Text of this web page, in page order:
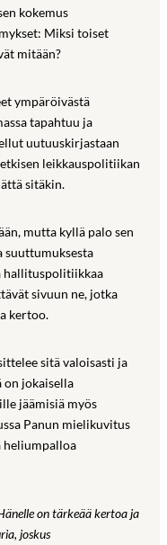
kokemus
Miksi toiset
mitään?
ympäröivästä
tapahtuu ja
uutuuskirjastaan
leikkauspolitiikan
sitäkin.
mutta kyllä palo sen
suuttumuksesta
hallituspolitiikkaa
sivuun ne, jotka
kertoo.
sitä valoisasti ja
on jokaisella
jäämisiä myös
Panun mielikuvitus
heliumpalloa
on tärkeää kertoa ja
joskus